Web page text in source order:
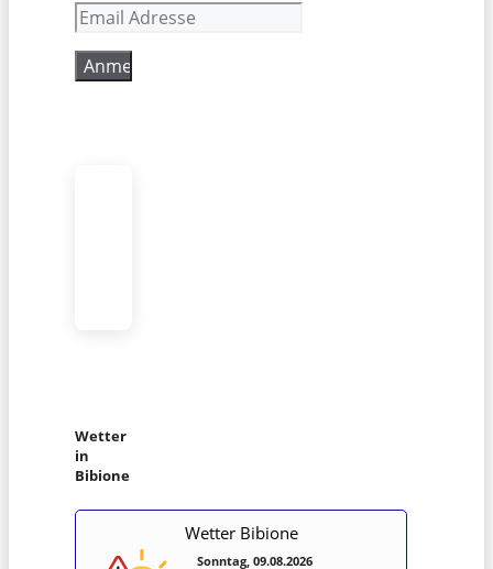
Wetter
in
Bibione
Wetter Bibione
Sonntag, 09.08.2026